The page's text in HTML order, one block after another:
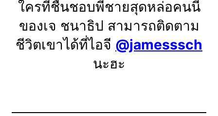
ใครที่ชื่นชอบพี่ชายสุดหล่อคนนี้
ของเจ ชนาธิป สามารถติดตาม
ชีวิตเขาได้ที่ไอจี @jamesssch
นะฮะ